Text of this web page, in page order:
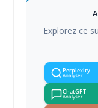
Explorez ce
Perplexity
Analyser
ChatGPT
Analyser